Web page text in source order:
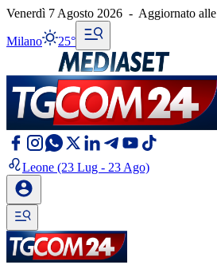
Venerdì 7 Agosto 2026 - Aggiornato alle
Milano 25°
Leone (23 Lug - 23 Ago)